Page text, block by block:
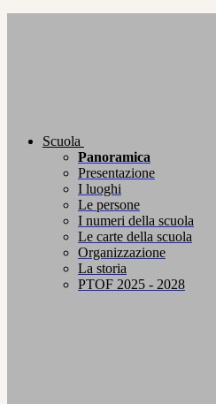
Scuola
Panoramica
Presentazione
I luoghi
Le persone
I numeri della scuola
Le carte della scuola
Organizzazione
La storia
PTOF 2025 - 2028